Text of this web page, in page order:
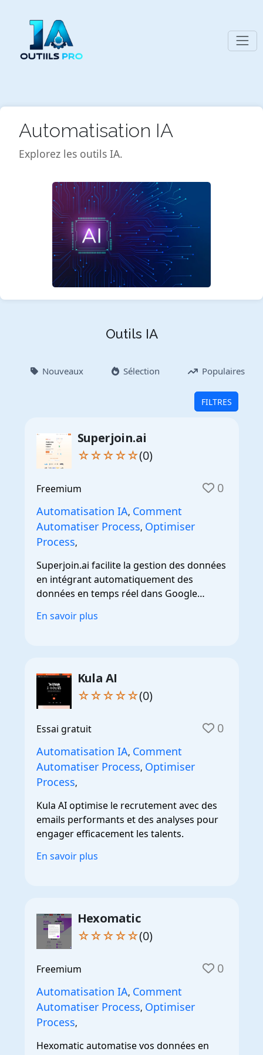
Automatisation IA
Explorez les outils IA.
Outils IA
Nouveaux Sélection Populaires
FILTRES
Superjoin.ai
☆☆☆☆☆(0)
Freemium 0
Automatisation IA, Comment
Automatiser Process, Optimiser
Process,
Superjoin.ai facilite la gestion des données
en intégrant automatiquement des
données en temps réel dans Google
En savoir plus
Kula AI
☆☆☆☆☆(0)
Essai gratuit 0
Automatisation IA, Comment
Automatiser Process, Optimiser
Process,
Kula AI optimise le recrutement avec des
emails performants et des analyses pour
engager efficacement les talents.
En savoir plus
Hexomatic
☆☆☆☆☆(0)
Freemium 0
Automatisation IA, Comment
Automatiser Process, Optimiser
Process,
Hexomatic automatise vos données en